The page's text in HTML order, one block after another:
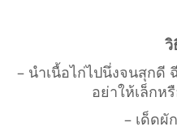
วิ
– นำเนื้อไก่ไปนึ่งจนสุกดี
อย่าให้เล็กห
– เด็ดผั